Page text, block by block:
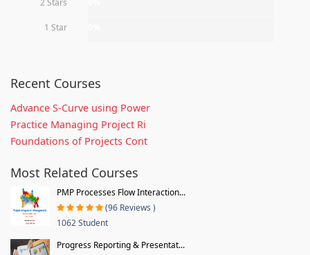
1 Star
Recent Courses
Advance S-Curve using Power
Practice Managing Project Ri
Foundations of Projects Cont
Most Related Courses
PMP Processes Flow Interaction...
(96 Reviews )
1062 Student
Progress Reporting & Presentat...